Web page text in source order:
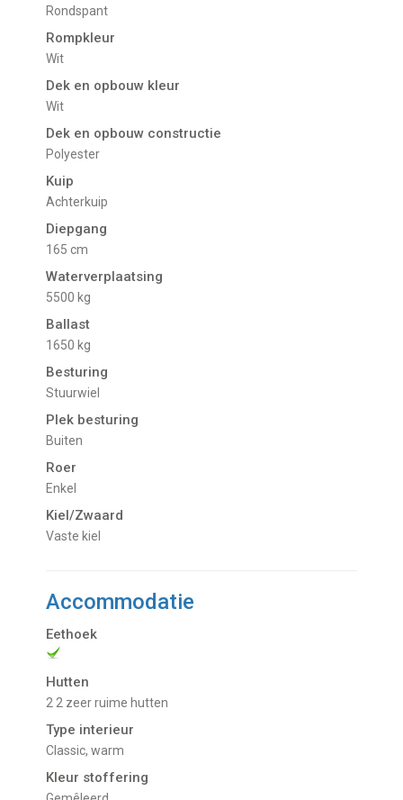
Rondspant
Rompkleur
Wit
Dek en opbouw kleur
Wit
Dek en opbouw constructie
Polyester
Kuip
Achterkuip
Diepgang
165 cm
Waterverplaatsing
5500 kg
Ballast
1650 kg
Besturing
Stuurwiel
Plek besturing
buiten
Roer
Enkel
Kiel/Zwaard
vaste kiel
Accommodatie
Eethoek
Hutten
2 2 zeer ruime hutten
Type interieur
Classic, warm
Kleur stoffering